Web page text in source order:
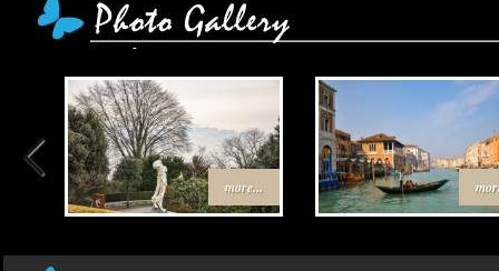
more...